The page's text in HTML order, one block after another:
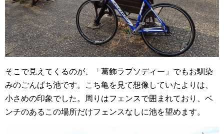
そこで見えてくるのが、「葛飾ラプソディー」でもお馴染
みのごんぱち池です。こち亀を見て想像していたよりは、
小さめの印象でした。周りはフェンスで囲まれており、ベ
ンチのあるこの場所だけフェンスなしに池を望めます。